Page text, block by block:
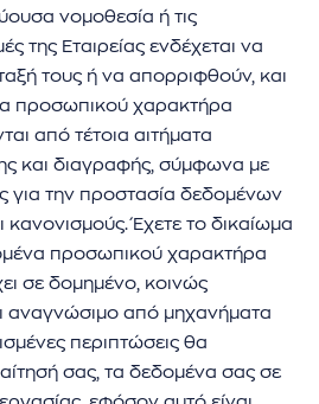
νομοθεσία ή τις
της Εταιρείας ενδέχεται να
τους ή να απορριφθούν, και
προσωπικού χαρακτήρα
από τέτοια αιτήματα
και διαγραφής, σύμφωνα με
για την προστασία δεδομένων
κανονισμούς. Έχετε το δικαίωμα
προσωπικού χαρακτήρα
σε δομημένο, κοινώς
αναγνώσιμο από μηχανήματα
περιπτώσεις θα
σας, τα δεδομένα σας σε